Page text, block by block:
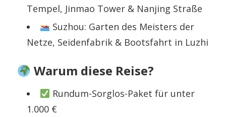
Tempel, Jinmao Tower & Nanjing Straße
Suzhou: Garten des Meisters der
Netze, Seidenfabrik & Bootsfahrt in Luzhi
Warum diese Reise?
Rundum-Sorglos-Paket für unter
1.000 €